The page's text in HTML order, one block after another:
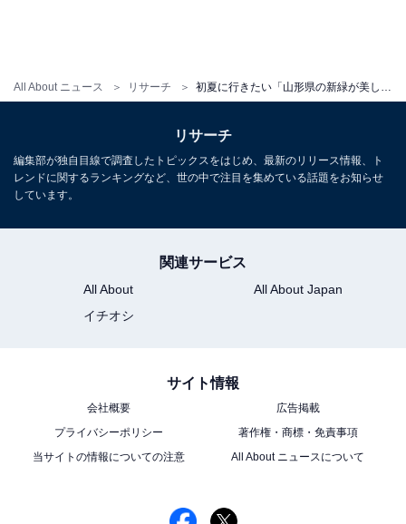
All About ニュース リサーチ
リサーチ
編集部が独自目線で調査したトピックスをはじめ、最新のリリース情報、ト
レンドに関するランキングなど、世の中で注目を集めている話題をお知らせ
しています。
関連サービス
All About
All About Japan
イチオシ
サイト情報
会社概要
広告掲載
プライバシーポリシー
著作権・商標・免責事項
当サイトの情報についての注意
All About ニュースについて